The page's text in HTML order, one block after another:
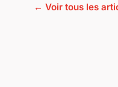
← Voir tous les